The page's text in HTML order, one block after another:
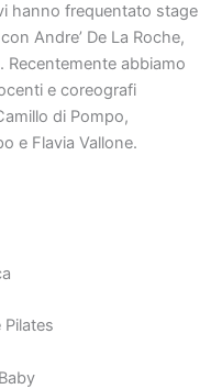
hanno frequentato stage
Andre’ De La Roche,
Recentemente abbiamo
e coreografi
di Pompo,
e Flavia Vallone.